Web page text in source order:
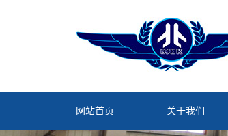
网站首页 关于我们